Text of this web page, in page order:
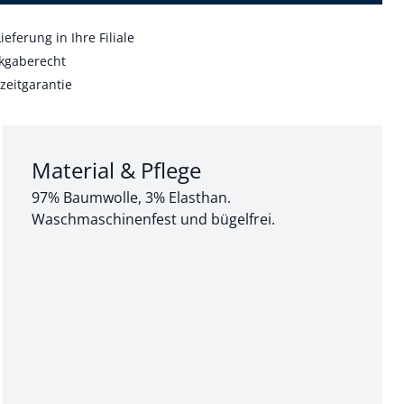
in Ihre Filiale
Abschnitt 3 von 3:
Material & Pflege
97% Baumwolle, 3% Elasthan.
Waschmaschinenfest und bügelfrei.